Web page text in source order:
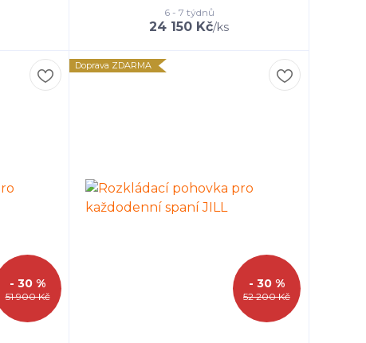
24 150 Kč/ks
6 - 7 týdnů
51 900 Kč
- 30 %
Doprava ZDARMA
52 200 Kč
- 30 %